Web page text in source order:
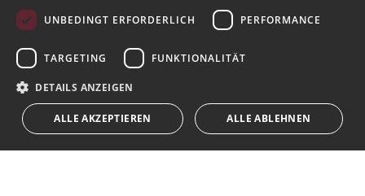
Erhalten Sie Nachrichten über Immobilien, aktuelle
Themen und Lifestyle in Marbella
Abonnieren
Ich akzeptiere dieDatenschutzrichtlinie
UNBEDINGT ERFORDERLICH PERFORMANCE
TARGETING FUNKTIONALITÄT
DETAILS ANZEIGEN
ALLE AKZEPTIEREN ALLE ABLEHNEN